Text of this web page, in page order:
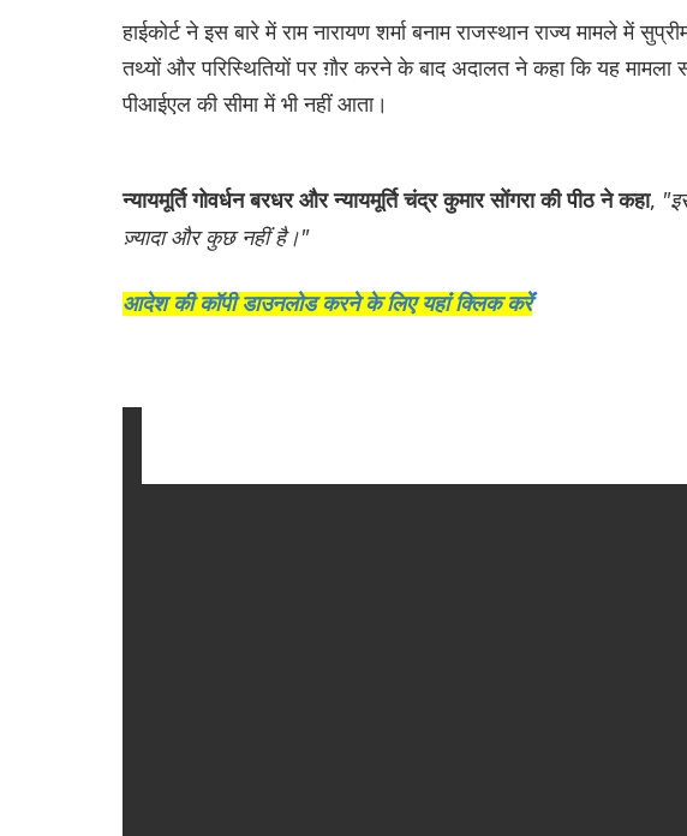
हाईकोर्ट ने इस बारे में राम नारायण शर्मा बनाम राजस्थान राज्य मामले
तथ्यों और परिस्थितियों पर ग़ौर करने के बाद अदालत ने कहा कि यह
पीआईएल की सीमा में भी नहीं आता।
न्यायमूर्ति गोवर्धन बरधर और न्यायमूर्ति चंद्र कुमार सोंगरा की पीठ ने कहा,
ज़्यादा और कुछ नहीं है।"
आदेश की कॉपी डाउनलोड करने के लिए यहांं क्लिक करेंं